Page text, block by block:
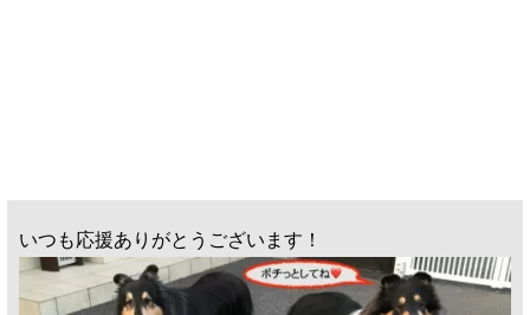
いつも応援ありがとうございます！